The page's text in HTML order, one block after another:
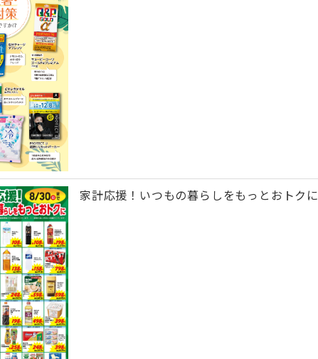
家計応援！いつもの暮らしをもっとおトクに